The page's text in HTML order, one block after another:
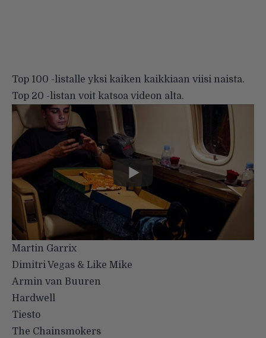
Top 100 -listalle yksi kaiken kaikkiaan viisi naista.
Top 20 -listan voit katsoa videon alta.
Martin Garrix
Dimitri Vegas & Like Mike
Armin van Buuren
Hardwell
Tiesto
The Chainsmokers